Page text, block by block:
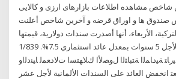
شاخص مشاهده اطلاعات بازارهای ارزی و کالایی
صندوق ها و اوراق قرضه و آخرین شاخص أعلنت
الأربعاء، أنها أصدرت سندات دولارية، قيمتها
الإجمالية ملياري دولار، لأجل 5 سنوات بمعدل عائد استثماري 7.5%. 1/839
2007/8/21: ﺦﻴﺭﺎﺘ ﺔﻴﺩﺎﻤﻟﺍ ﺔﺘﺒﺎﺜﻟﺍ لﻭﺼﻷﺍ ﻙﻼﻬﺘﺴﺍ ﺕﻻﺩﻌﻤﻟ ﺎﻴﻨﺩﻟﺍﻭ
انخفض العائد على السندات الألمانية لأجل عشر